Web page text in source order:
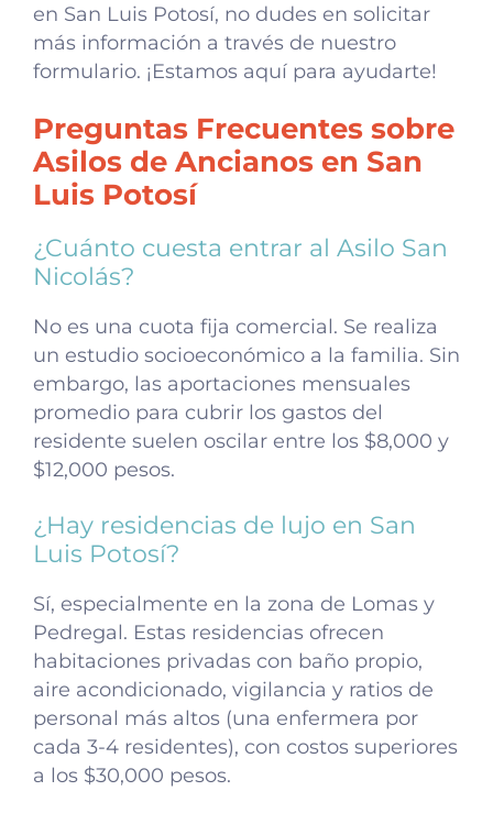
en San Luis Potosí, no dudes en solicitar
más información a través de nuestro
formulario. ¡Estamos aquí para ayudarte!
Preguntas Frecuentes sobre
Asilos de Ancianos en San
Luis Potosí
¿Cuánto cuesta entrar al Asilo San
Nicolás?
No es una cuota fija comercial. Se realiza
un estudio socioeconómico a la familia. Sin
embargo, las aportaciones mensuales
promedio para cubrir los gastos del
residente suelen oscilar entre los $8,000 y
$12,000 pesos.
¿Hay residencias de lujo en San
Luis Potosí?
Sí, especialmente en la zona de Lomas y
Pedregal. Estas residencias ofrecen
habitaciones privadas con baño propio,
aire acondicionado, vigilancia y ratios de
personal más altos (una enfermera por
cada 3-4 residentes), con costos superiores
a los $30,000 pesos.